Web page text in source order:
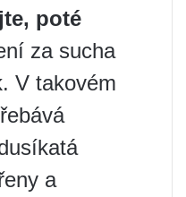
poté
za sucha
V takovém
a